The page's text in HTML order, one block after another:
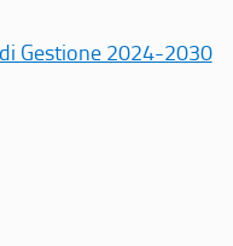
Gestione 2024-2030